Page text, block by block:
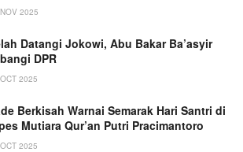
2025
Datangi Jokowi, Abu Bakar Ba’asyir
DPR
2025
Berkisah Warnai Semarak Hari Santri di
Mutiara Qur’an Putri Pracimantoro
2025